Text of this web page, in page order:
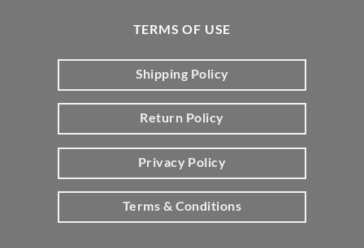
TERMS OF USE
Shipping Policy
Return Policy
Privacy Policy
Terms & Conditions